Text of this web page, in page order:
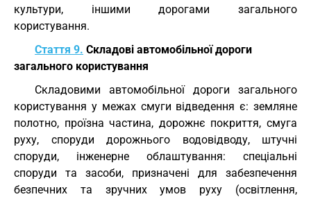
культури, іншими дорогами загального
користування.
Стаття 9. Складові автомобільної дороги
загального користування
Складовими автомобільної дороги загального
користування у межах смуги відведення є: земляне
полотно, проїзна частина, дорожнє покриття, смуга
руху, споруди дорожнього водовідводу, штучні
споруди, інженерне облаштування: спеціальні
споруди та засоби, призначені для забезпечення
безпечних та зручних умов руху (освітлення,